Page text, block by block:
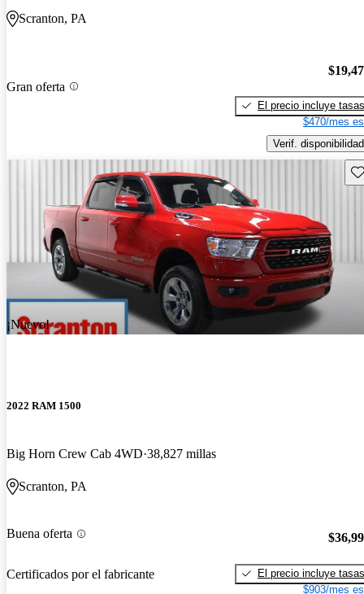
Scranton, PA
Gran oferta
El precio incluye tasas
$470/mes
Verif. disponibilidad
¡Nuevo!
2022 RAM 1500
Big Horn Crew Cab 4WD 38,827 millas
Scranton, PA
Buena oferta
Certificados por el fabricante
El precio incluye tasas
$903/mes